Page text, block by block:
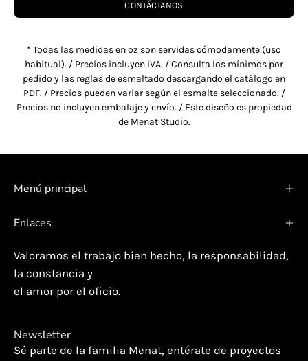
CONTÁCTANOS
* Todas las medidas en oz son servidas cómodamente (uso
habitual). / Precios incluyen IVA. / Consulta los mínimos por
pedido y las reglas de esmaltado descargando el catálogo en
PDF. / Precios pueden variar según el esmalte seleccionado. /
Precios no incluyen embalaje y envío. / Este diseño es propiedad
de Menat Studio.
Menú principal
Enlaces
Valoramos el trabajo bien hecho, la responsabilidad,
la constancia y
el amor por el oficio.
Newsletter
Sé parte de la familia Menat, entérate de proyectos